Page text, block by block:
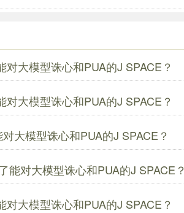
大模型诛心和PUA的J SPACE？
大模型诛心和PUA的J SPACE？
大模型诛心和PUA的J SPACE？
对大模型诛心和PUA的J SPACE？
大模型诛心和PUA的J SPACE？